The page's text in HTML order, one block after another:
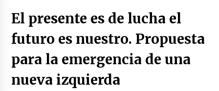
retórica belicosa de Trump contra Irán
siempre termina en retroceso?
17 horas atrás
Brasil reduce diplomacia con Argentina por
insultos de Milei
17 horas atrás
El presente es de lucha el
futuro es nuestro. Propuesta
para la emergencia de una
nueva izquierda